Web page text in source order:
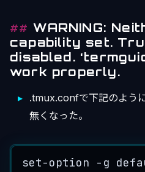
WARNING:
capability set.
disabled.
work properly.
.tmux.confで下記のよう
無くなった。
set-option -g